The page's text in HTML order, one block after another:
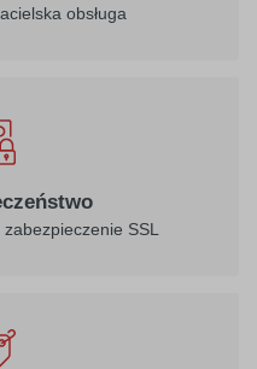
obsługa
zabezpieczenie SSL